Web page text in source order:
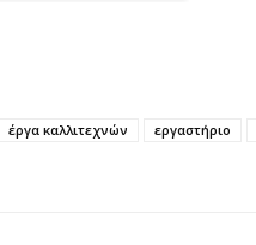
έργα καλλιτεχνών εργαστήριο